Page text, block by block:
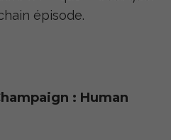
épisode.
: Human